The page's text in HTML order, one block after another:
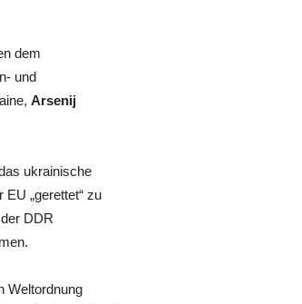
dem
und
Arsenij
ukrainische
„gerettet“ zu
DDR
Weltordnung